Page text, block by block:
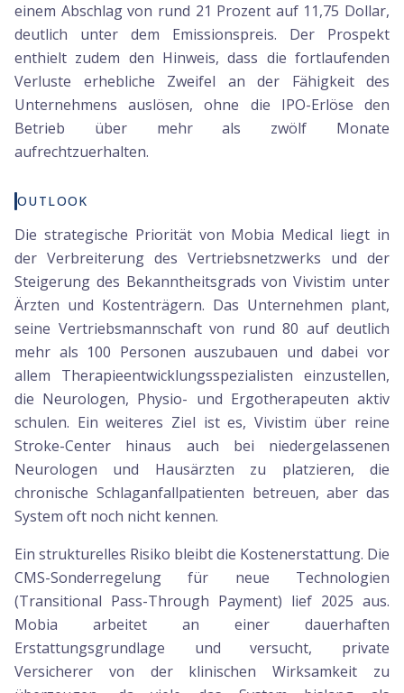
einem Abschlag von rund 21 Prozent auf 11,75 Dollar,
deutlich unter dem Emissionspreis. Der Prospekt
enthielt zudem den Hinweis, dass die fortlaufenden
Verluste erhebliche Zweifel an der Fähigkeit des
Unternehmens auslösen, ohne die IPO-Erlöse den
Betrieb über mehr als zwölf Monate
aufrechtzuerhalten.
OUTLOOK
Die strategische Priorität von Mobia Medical liegt in
der Verbreiterung des Vertriebsnetzwerks und der
Steigerung des Bekanntheitsgrads von Vivistim unter
Ärzten und Kostenträgern. Das Unternehmen plant,
seine Vertriebsmannschaft von rund 80 auf deutlich
mehr als 100 Personen auszubauen und dabei vor
allem Therapieentwicklungsspezialisten einzustellen,
die Neurologen, Physio- und Ergotherapeuten aktiv
schulen. Ein weiteres Ziel ist es, Vivistim über reine
Stroke-Center hinaus auch bei niedergelassenen
Neurologen und Hausärzten zu platzieren, die
chronische Schlaganfallpatienten betreuen, aber das
System oft noch nicht kennen.
Ein strukturelles Risiko bleibt die Kostenerstattung. Die
CMS-Sonderregelung für neue Technologien
(Transitional Pass-Through Payment) lief 2025 aus.
Mobia arbeitet an einer dauerhaften
Erstattungsgrundlage und versucht, private
Versicherer von der klinischen Wirksamkeit zu